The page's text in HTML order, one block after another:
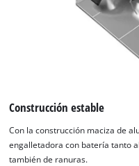
This
to
Construcción estable
Con la construcción maciza de
engalletadora con batería tanto
también de ranuras.